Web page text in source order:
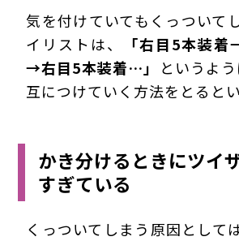
気を付けていてもくっついて
イリストは、
「右目5本装
→右目5本装着…」
というよ
互につけていく方法をとると
かき分けるときにツイ
すぎている
くっついてしまう原因として